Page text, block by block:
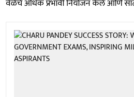
वेळेचे अधिक प्रभावी नियोजन केले आणि